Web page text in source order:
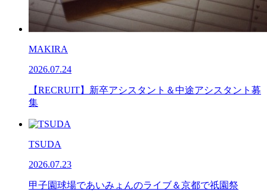
MAKIRA
2026.07.24
【RECRUIT】新卒アシスタント＆中途アシスタント募
集
TSUDA
2026.07.23
甲子園球場であいみょんのライブ＆京都で祇園祭